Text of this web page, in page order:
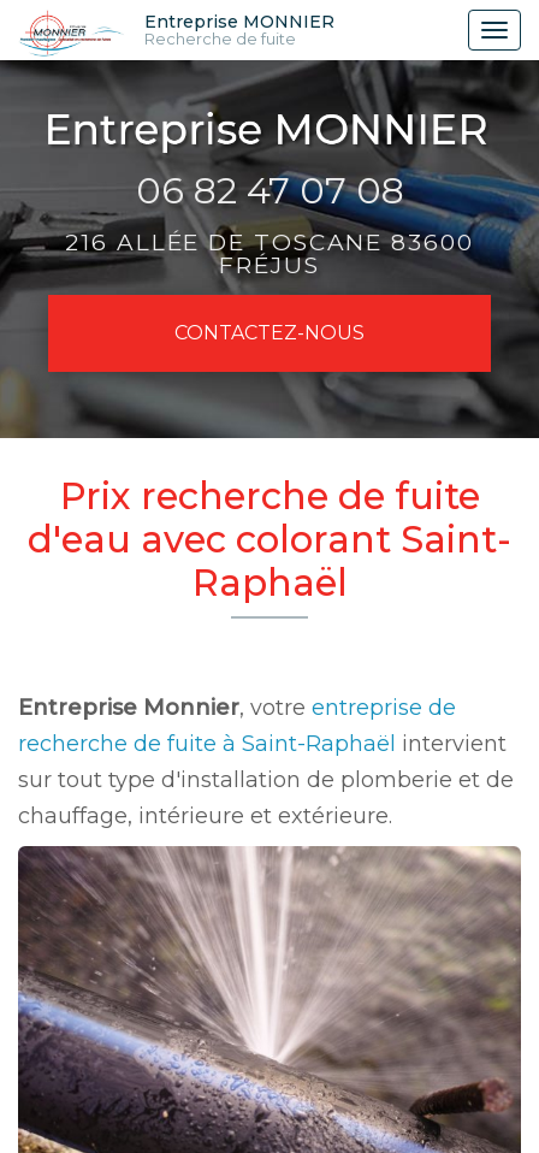
Aller
au
contenu
principal
Entreprise MONNIER
Recherche de fuite
06 82 47 07 08
216 ALLÉE DE TOSCANE 83600
FRÉJUS
CONTACTEZ-NOUS
Prix recherche de fuite
d'eau avec colorant Saint-
Raphaël
Entreprise Monnier, votre entreprise de
recherche de fuite à Saint-Raphaël intervient
sur tout type d'installation de plomberie et de
chauffage, intérieure et extérieure.